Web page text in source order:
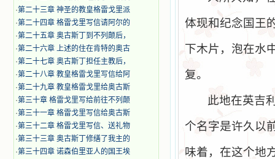
·第二十三章 神圣的教皇格雷戈里派
·第二十四章 格雷戈里写信请阿尔的
·第二十五章 奥古斯丁到不列颠后，
·第二十六章 上述的住在肯特的奥古
·第二十七章 奥古斯丁担任主教后，
·第二十八章 教皇格雷戈里写信给阿
·第二十九章 教皇格雷戈里给奥古斯
·第三十章 格雷戈里写给前往不列颠
·第三十一章 格雷戈里写信给奥古斯
·第三十二章 格雷戈里写信、送礼物
·第三十三章 奥古斯丁修缮了我主的
·第三十四章 诺森伯里亚人的国王埃
体现和纪念国王
下木片，泡在水
复。
此地在英吉
个名字是许久以
味着，在这个地